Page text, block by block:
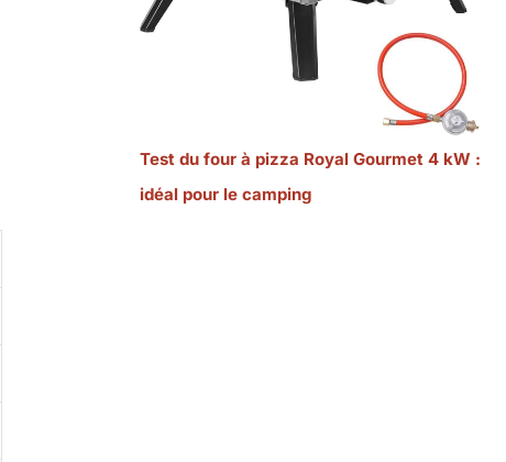
Test du four à pizza Royal Gourmet 4 kW :
idéal pour le camping